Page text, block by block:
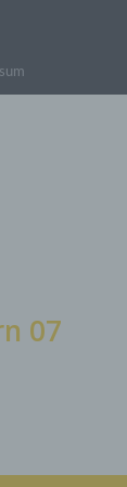
07